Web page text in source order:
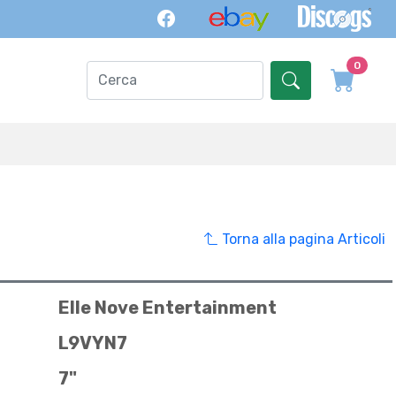
0
Torna alla pagina Articoli
Elle Nove Entertainment
L9VYN7
7"